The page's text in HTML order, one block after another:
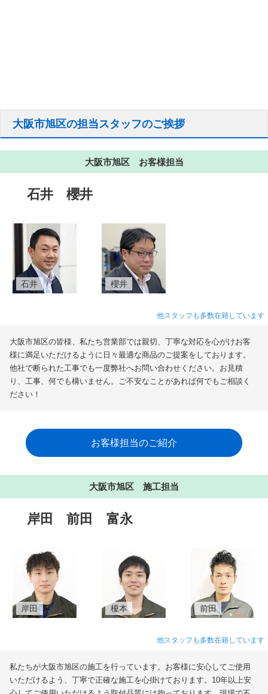
大阪市旭区の担当スタッフのご挨拶
大阪市旭区 お客様担当
石井 櫻井
石井 櫻井
他スタッフも多数在籍しています
大阪市旭区の皆様、私たち営業部では親切、丁寧な対応を心がけお客
様に満足いただけるように日々最適な商品のご提案をしております。
他社で断られた工事でも一度弊社へお問い合わせください。お見積
り、工事、何でも構いません。ご不安なことがあれば何でもご相談く
ださい！
お客様担当のご紹介
大阪市旭区 施工担当
岸田 前田 富永
岸田 榎本 前田
他スタッフも多数在籍しています
私たちが大阪市旭区の施工を行っています。お客様に安心してご使用
いただけるよう、丁寧で正確な施工を心掛けております。10年以上安